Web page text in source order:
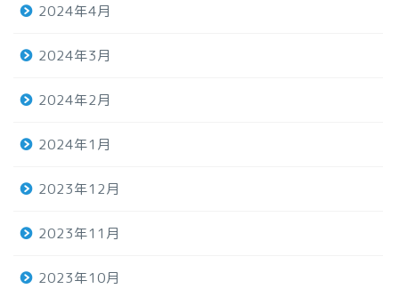
2024年4月
2024年3月
2024年2月
2024年1月
2023年12月
2023年11月
2023年10月